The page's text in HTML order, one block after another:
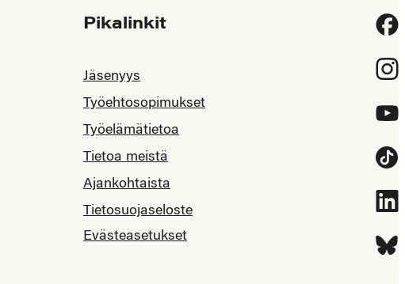
Pikalinkit
Jäsenyys
Työehtosopimukset
Työelämätietoa
Tietoa meistä
Ajankohtaista
Tietosuojaseloste
Evästeasetukset